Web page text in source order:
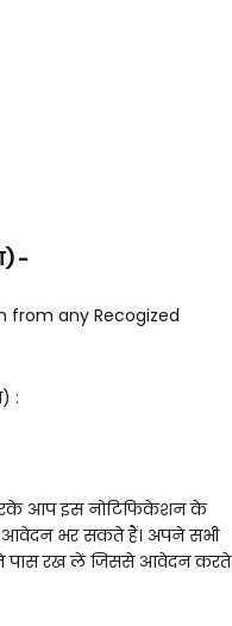
-
from any Recogized
:
आप इस नोटिफिकेशन के
आवेदन भर सकते हैं। अपने सभी
पास रख लें जिससे आवेदन करते